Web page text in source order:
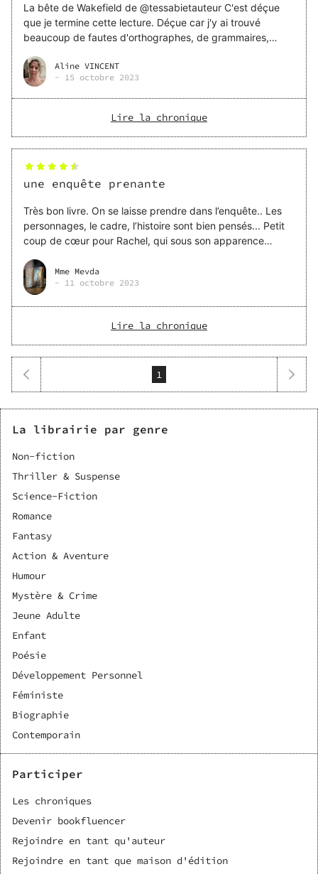
La bête de Wakefield de @tessabietauteur C'est déçue
que je termine cette lecture. Déçue car j'y ai trouvé
beaucoup de fautes d'orthographes, de grammaires,
Je ne prétends pas être une pro en français mais ça me
dérange lorsque j'en vois trop
Aline VINCENT
-
15 octobre 2023
Lire la chronique
une enquête prenante
Très bon livre. On se laisse prendre dans l’enquête.. Les
personnages, le cadre, l’histoire sont bien pensés... Petit
coup de cœur pour Rachel, qui sous son apparence
mener l’ensemble. Elle fait penser à Demelza dans
Poldark, avec son petit
Mme Mevda
- 11 octobre 2023
Lire la chronique
1
La librairie par genre
Non-fiction
Thriller & Suspense
Science-Fiction
Romance
Fantasy
Action & Aventure
Humour
Mystère & Crime
Jeune Adulte
Enfant
Poésie
Développement Personnel
Féministe
Biographie
Contemporain
Participer
Les chroniques
Devenir bookfluencer
Rejoindre en tant qu'auteur
Rejoindre en tant que maison d'édition